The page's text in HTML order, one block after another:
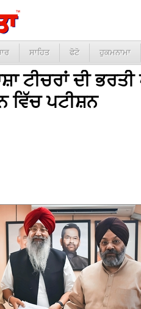
ਸਾਹਿਤ ਫੋਟੋ ਹੁਕਮਨਾਮਾ
ਟੀਚਰਾਂ ਦੀ
ਵਿੱਚ ਪਟੀਸ਼ਨ